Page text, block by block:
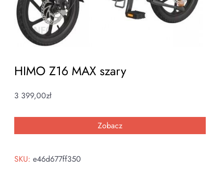
HIMO Z16 MAX szary
3 399,00zł
Zobacz
SKU: e46d677ff350